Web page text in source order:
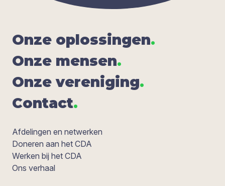
Onze oplos­sin­gen.
Onze men­sen.
Onze ver­e­ni­ging.
Con­tact.
Afdelingen en netwerken
Doneren aan het CDA
Werken bij het CDA
Ons verhaal